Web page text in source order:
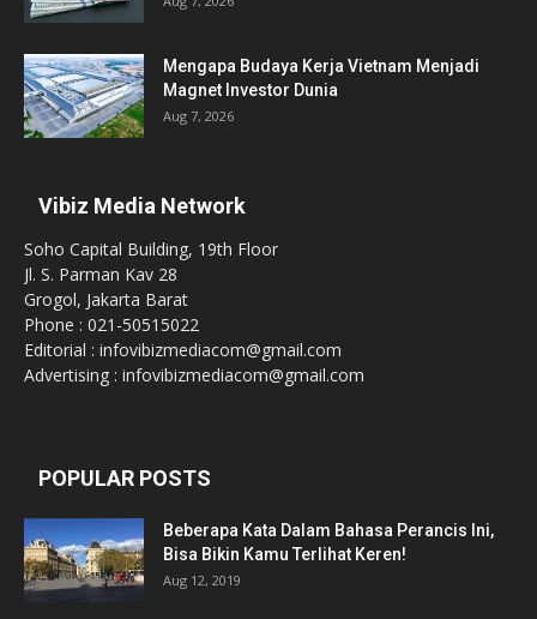
Mengapa Budaya Kerja Vietnam Menjadi
Magnet Investor Dunia
Aug 7, 2026
Vibiz Media Network
Soho Capital Building, 19th Floor
Jl. S. Parman Kav 28
Grogol, Jakarta Barat
Phone : 021-50515022
Editorial : infovibizmediacom@gmail.com
Advertising : infovibizmediacom@gmail.com
POPULAR POSTS
Beberapa Kata Dalam Bahasa Perancis Ini,
Bisa Bikin Kamu Terlihat Keren!
Aug 12, 2019